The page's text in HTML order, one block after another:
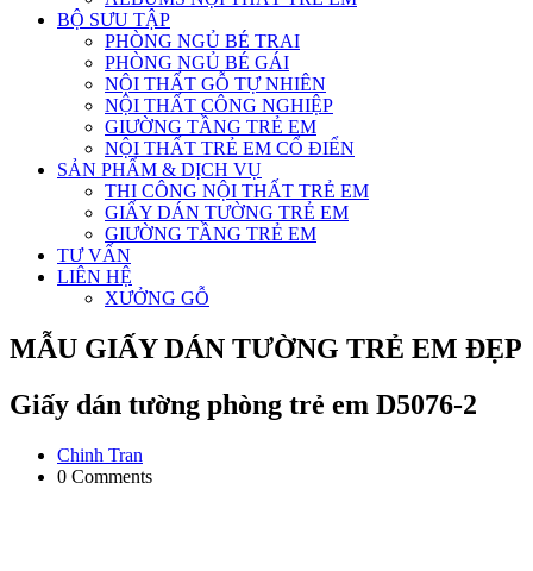
BỘ SƯU TẬP
PHÒNG NGỦ BÉ TRAI
PHÒNG NGỦ BÉ GÁI
NỘI THẤT GỖ TỰ NHIÊN
NỘI THẤT CÔNG NGHIỆP
GIƯỜNG TẦNG TRẺ EM
NỘI THẤT TRẺ EM CỔ ĐIỂN
SẢN PHẨM & DỊCH VỤ
THI CÔNG NỘI THẤT TRẺ EM
GIẤY DÁN TƯỜNG TRẺ EM
GIƯỜNG TẦNG TRẺ EM
TƯ VẤN
LIÊN HỆ
XƯỞNG GỖ
MẪU GIẤY DÁN TƯỜNG TRẺ EM ĐẸP
Giấy dán tường phòng trẻ em D5076-2
Chinh Tran
0 Comments